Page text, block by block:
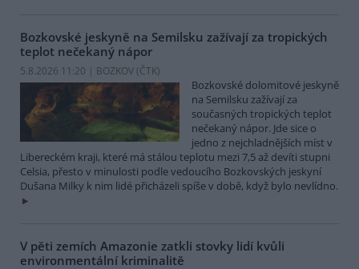
Bozkovské jeskyně na Semilsku zažívají za tropických
teplot nečekaný nápor
5.8.2026 11:20 | BOZKOV (ČTK)
Bozkovské dolomitové jeskyně
na Semilsku zažívají za
současných tropických teplot
nečekaný nápor. Jde sice o
jedno z nejchladnějších míst v
Libereckém kraji, které má stálou teplotu mezi 7,5 až devíti stupni
Celsia, přesto v minulosti podle vedoucího Bozkovských jeskyní
Dušana Milky k nim lidé přicházeli spíše v době, když bylo nevlídno.
V pěti zemích Amazonie zatkli stovky lidí kvůli
environmentální kriminalitě